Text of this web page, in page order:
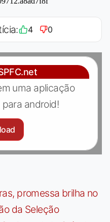
4 0
uma aplicação
android!
promessa brilha no
da Seleção